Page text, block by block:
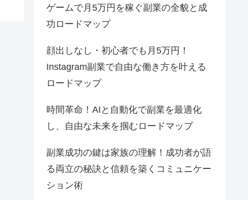
ゲームで月5万円を稼ぐ副業の全貌と成
功ロードマップ
顔出しなし・初心者でも月5万円！
Instagram副業で自由な働き方を叶える
ロードマップ
時間革命！AIと自動化で副業を最適化
し、自由な未来を掴むロードマップ
副業成功の鍵は家族の理解！成功者が語
る両立の秘訣と信頼を築くコミュニケー
ション術